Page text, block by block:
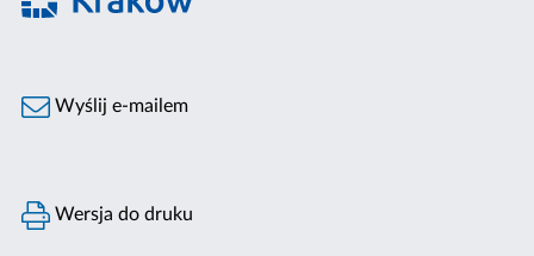
Wyślij e-mailem
Wersja do druku